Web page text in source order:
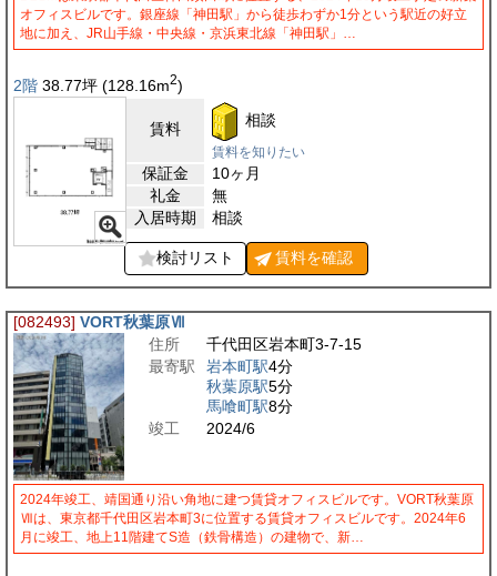
オフィスビルです。銀座線「神田駅」から徒歩わずか1分という駅近の好立
地に加え、JR山手線・中央線・京浜東北線「神田駅」…
2階 38.77坪 (128.16m2)
賃料 相談
賃料を知りたい
保証金
10ヶ月
礼金
無
入居時期
相談
検討リスト 賃料を確認
[082493] VORT秋葉原Ⅶ
住所
千代田区岩本町3-7-15
最寄駅
岩本町駅4分
秋葉原駅5分
馬喰町駅8分
竣工
2024/6
2024年竣工、靖国通り沿い角地に建つ賃貸オフィスビルです。VORT秋葉原
Ⅶは、東京都千代田区岩本町3に位置する賃貸オフィスビルです。2024年6
月に竣工、地上11階建てS造（鉄骨構造）の建物で、新…